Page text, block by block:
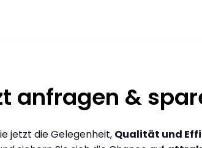
anfragen &
jetzt die Gelegenheit, Qualität und